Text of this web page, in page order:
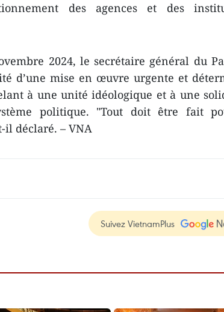
des agences et des
2024, le secrétaire général du
d’une mise en œuvre urgente et
à une unité idéologique et à une
politique. "Tout doit être fait
il déclaré. – VNA
Suivez VietnamPlus